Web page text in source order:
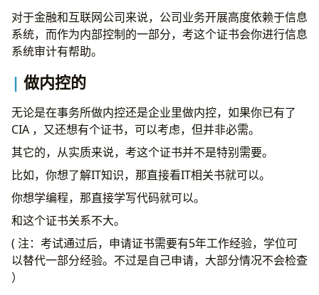
对于金融和互联网公司来说，公司业务开展高度依赖于信息
系统，而作为内部控制的一部分，考这个证书会你进行信息
系统审计有帮助。
做内控的
无论是在事务所做内控还是企业里做内控，如果你已有了
CIA ，又还想有个证书，可以考虑，但并非必需。
其它的，从实质来说，考这个证书并不是特别需要。
比如，你想了解IT知识，那直接看IT相关书就可以。
你想学编程，那直接学写代码就可以。
和这个证书关系不大。
( 注：考试通过后，申请证书需要有5年工作经验，学位可
以替代一部分经验。不过是自己申请，大部分情况不会检查
）